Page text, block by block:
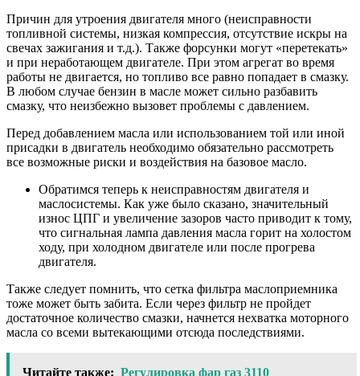
Причин для утроения двигателя много (неисправности
топливной системы, низкая компрессия, отсутствие искры на
свечах зажигания и т.д.). Также форсунки могут «перетекать»
и при неработающем двигателе. При этом агрегат во время
работы не двигается, но топливо все равно попадает в смазку.
В любом случае бензин в масле может сильно разбавить
смазку, что неизбежно вызовет проблемы с давлением.
Перед добавлением масла или использованием той или иной
присадки в двигатель необходимо обязательно рассмотреть
все возможные риски и воздействия на базовое масло.
Обратимся теперь к неисправностям двигателя и
маслосистемы. Как уже было сказано, значительный
износ ЦПГ и увеличение зазоров часто приводит к тому,
что сигнальная лампа давления масла горит на холостом
ходу, при холодном двигателе или после прогрева
двигателя.
Также следует помнить, что сетка фильтра маслоприемника
тоже может быть забита. Если через фильтр не пройдет
достаточное количество смазки, начнется нехватка моторного
масла со всеми вытекающими отсюда последствиями.
Читайте также: Регулировка фар газ 3110